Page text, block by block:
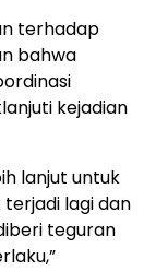
terhadap
bahwa
kejadian
lanjut untuk
lagi dan
teguran